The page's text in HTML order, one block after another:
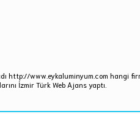
http://www.eykaluminyum.com hangi
İzmir Türk Web Ajans yaptı.